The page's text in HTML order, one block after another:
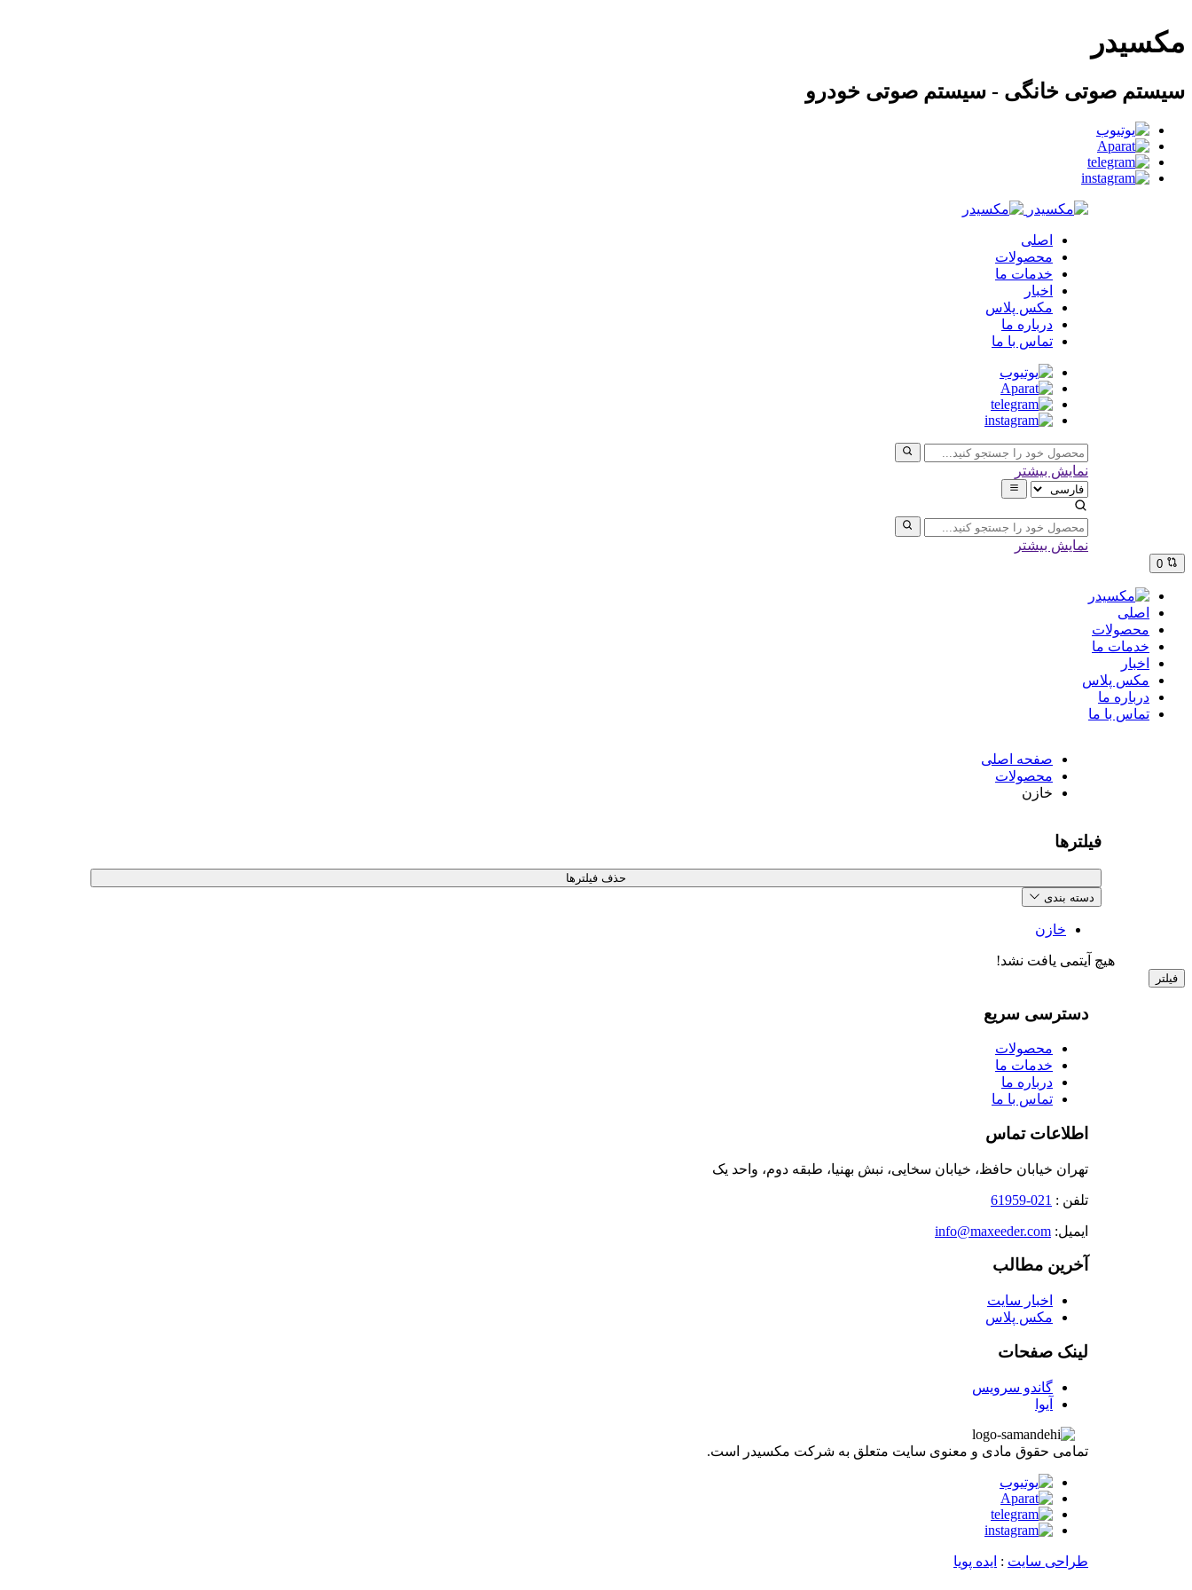
مکسیدر
سیستم صوتی خانگی - سیستم صوتی خودرو
اصلی
محصولات
خدمات ما
اخبار
مکس پلاس
درباره ما
تماس با ما
نمایش بیشتر
نمایش بیشتر
0
اصلی
محصولات
خدمات ما
اخبار
مکس پلاس
درباره ما
تماس با ما
صفحه اصلی
محصولات
خازن
فیلترها
حذف فیلترها
دسته بندی
خازن
هیچ آیتمی یافت نشد!
فیلتر
دسترسی سریع
محصولات
خدمات ما
درباره ما
تماس با ما
اطلاعات تماس
تهران خیابان حافظ، خیابان سخایی، نبش بهنیا، طبقه دوم، واحد یک
تلفن : 021-61959
ایمیل: info@maxeeder.com
آخرین مطالب
اخبار سایت
مکس پلاس
لینک صفحات
گاندو سرویس
آیوا
تمامی حقوق مادی و معنوی سایت متعلق به شرکت مکسیدر است.
طراحی سایت : ایده پویا